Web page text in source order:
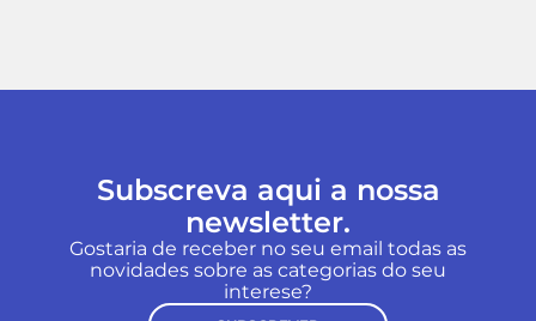
Subscreva aqui a nossa
newsletter.
Gostaria de receber no seu email todas as
novidades sobre as categorias do seu
interese?